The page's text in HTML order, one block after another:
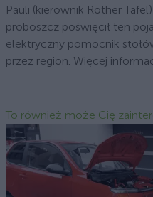
Pauli (kierownik Rother
proboszcz poświęcił ten
elektryczny pomocnik
przez region. Więcej
To również może Cię